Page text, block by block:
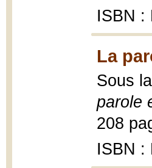
ISBN :
La
Sous
parole
208
ISBN :